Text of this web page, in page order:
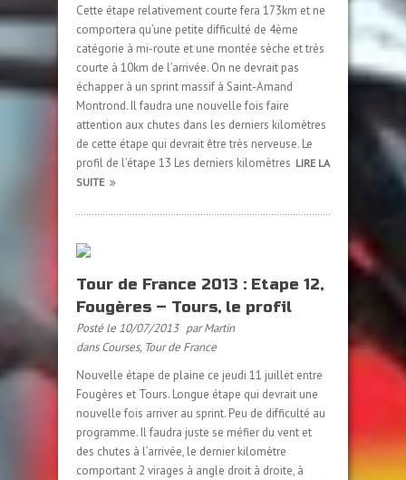
Cette étape relativement courte fera 173km et ne
comportera qu’une petite difficulté de 4ème
catégorie à mi-route et une montée sèche et très
courte à 10km de l’arrivée. On ne devrait pas
échapper à un sprint massif à Saint-Amand
Montrond. Il faudra une nouvelle fois faire
attention aux chutes dans les derniers kilomètres
de cette étape qui devrait être très nerveuse. Le
profil de l’étape 13 Les derniers kilomètres LIRE LA
SUITE
Tour de France 2013 : Etape 12,
Fougères – Tours, le profil
Posté le 10/07/2013 par Martin
dansCourses, Tour de France
Nouvelle étape de plaine ce jeudi 11 juillet entre
Fougères et Tours. Longue étape qui devrait une
nouvelle fois arriver au sprint. Peu de difficulté au
programme. Il faudra juste se méfier du vent et
des chutes à l’arrivée, le dernier kilomètre
comportant 2 virages à angle droit à droite, à